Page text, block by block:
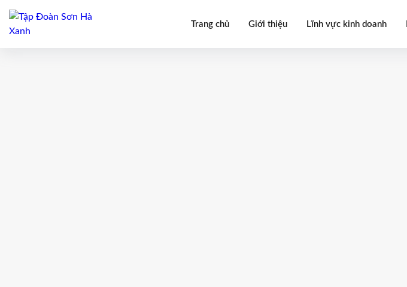
Trang chủ Giới thiệu Lĩnh vực kinh doanh